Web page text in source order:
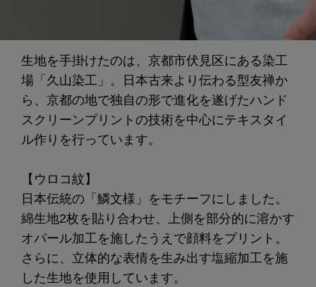
生地を手掛けたのは、京都市伏見区にある染工
場「久山染工」。日本古来より伝わる型友禅か
ら、京都の地で独自の形で進化を遂げたハンド
スクリーンプリントの技術を中心にテキスタイ
ル作りを行っています。
【ウロコ紋】
日本伝統の「鱗文様」をモチーフにしました。
綿生地2枚を貼り合わせ、上側を部分的に溶かす
オパール加工を施したうえで顔料をプリント。
さらに、立体的な表情を生み出す塩縮加工を施
した生地を使用しています。